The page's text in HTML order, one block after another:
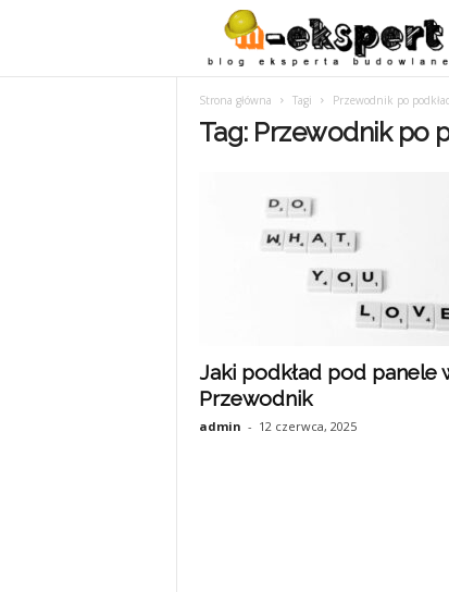
Strona główna Tagi Przewodnik po
Tag: Przewodnik po
Jaki podkład pod panele
Przewodnik
admin - 12 czerwca, 2025